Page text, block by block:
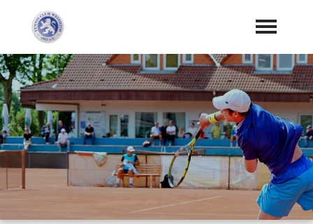
Startseite
Aktuelles
Termine
Geschichte
Jugend